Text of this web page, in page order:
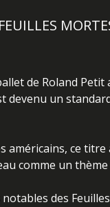
de Roland Petit
devenu un
ce
comme un thème
des